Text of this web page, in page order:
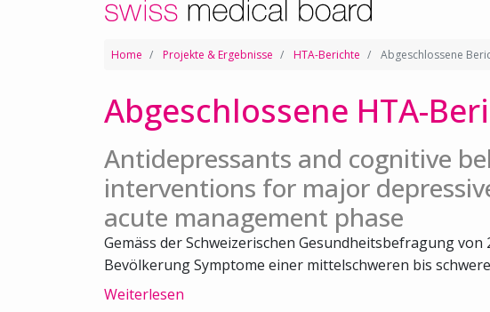
Home Projekte & Ergebnisse HTA-Berichte Abgeschlossene
Abgeschlossene HTA-
Antidepressants and cognitive
interventions for major
acute management phase
Gemäss der Schweizerischen Gesundheitsbefragung
Bevölkerung Symptome einer mittelschweren bis
Weiterlesen